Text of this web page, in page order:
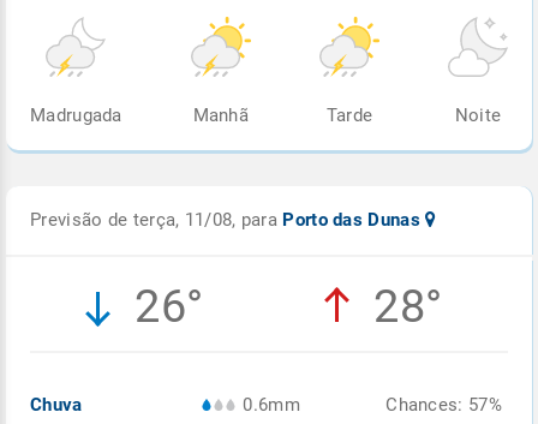
Madrugada Manhã Tarde Noite
Previsão de terça, 11/08, para Porto das Dunas
26° 28°
Chuva
0.6mm
Chances: 57%